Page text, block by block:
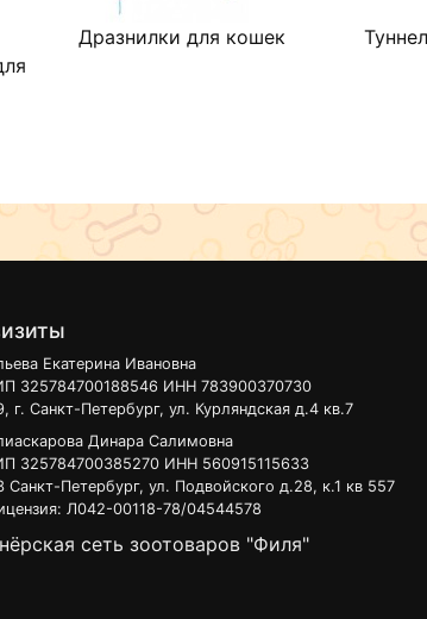
Дразнилки для кошек
Екатерина Ивановна
325784700188546 ИНН 783900370730
г. Санкт-Петербург, ул. Курляндская д.4 кв.7
Динара Салимовна
325784700385270 ИНН 560915115633
Санкт-Петербург, ул. Подвойского д.28, к.1 кв 557
Л042-00118-78/04544578
сеть зоотоваров "Филя"